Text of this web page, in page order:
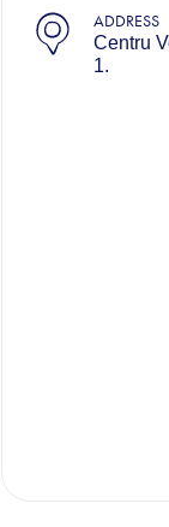
ADDRESS
Centru
1.